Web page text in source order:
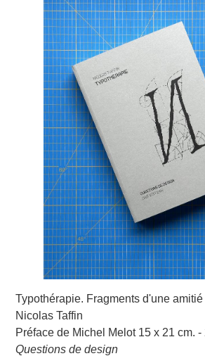
Typothérapie. Fragments d'une
Nicolas Taffin
Préface de Michel Melot 15 x 21 cm.
Questions de design